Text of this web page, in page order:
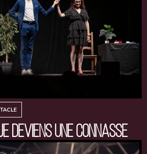
DEVIENS UNE CONNASSE